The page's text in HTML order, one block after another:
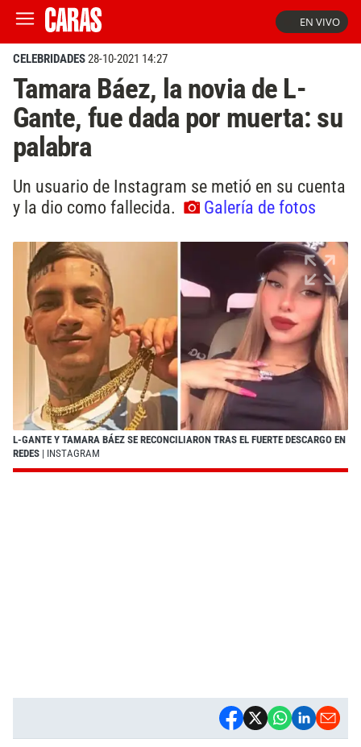
EN VIVO
CELEBRIDADES28-10-2021 14:27
Tamara Báez, la novia de L-
Gante, fue dada por muerta: su
palabra
Un usuario de Instagram se metió en su cuenta
y la dio como fallecida.
Galería de fotos
L-GANTE Y TAMARA BÁEZ SE RECONCILIARON TRAS EL FUERTE DESCARGO EN
REDES | INSTAGRAM